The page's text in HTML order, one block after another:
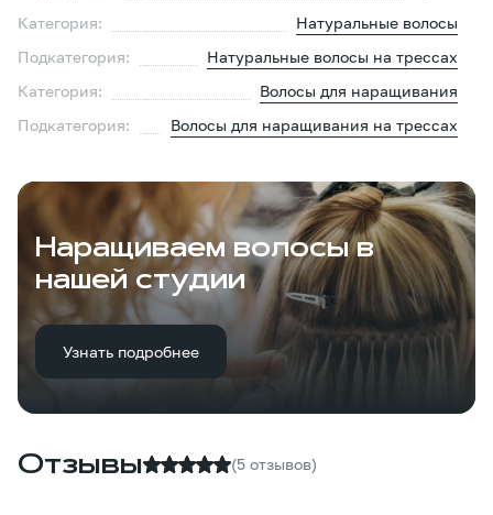
Категория:
Натуральные волосы
Подкатегория:
Натуральные волосы на трессах
Категория:
Волосы для наращивания
Подкатегория:
Волосы для наращивания на трессах
Наращиваем волосы в
нашей студии
Узнать подробнее
Отзывы (5 отзывов)